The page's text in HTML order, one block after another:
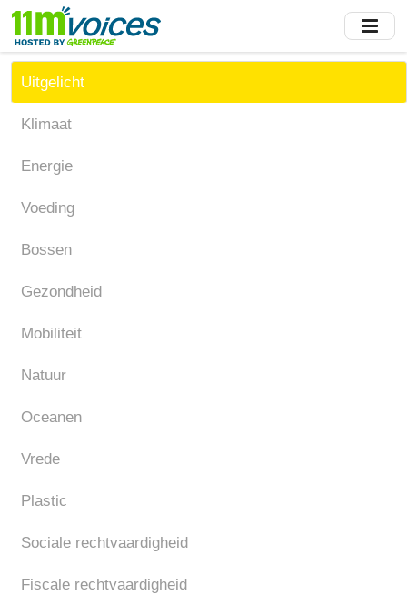
Skip
main
content
Uitgelicht
Klimaat
Energie
Voeding
Bossen
Gezondheid
Mobiliteit
Natuur
Oceanen
Vrede
Plastic
Sociale rechtvaardigheid
Fiscale rechtvaardigheid